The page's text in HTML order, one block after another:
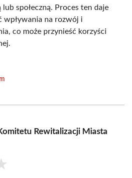
lub społeczną. Proces ten daje
wpływania na rozwój i
co może przynieść korzyści
Rewitalizacji Miasta